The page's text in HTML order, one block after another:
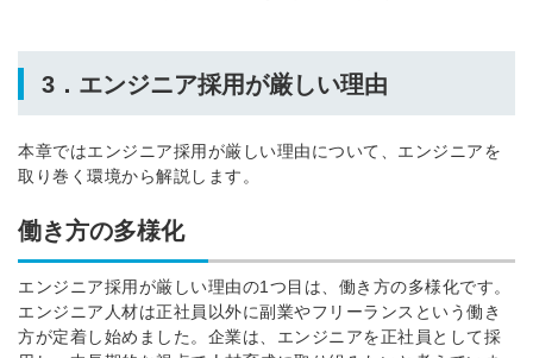
3．エンジニア採用が厳しい理由
本章ではエンジニア採用が厳しい理由について、エンジニアを
取り巻く環境から解説します。
働き方の多様化
エンジニア採用が厳しい理由の1つ目は、働き方の多様化です。
エンジニア人材は正社員以外に副業やフリーランスという働き
方が定着し始めました。企業は、エンジニアを正社員として採